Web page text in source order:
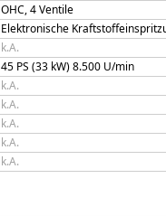
OHC, 4 Ventile
Elektronische
k.A.
45 PS (33 kW)8.500 U/min
k.A.
k.A.
k.A.
k.A.
k.A.